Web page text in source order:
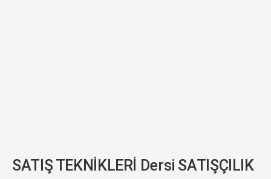
SATIŞ TEKNİKLERİ Dersi SATIŞÇILIK